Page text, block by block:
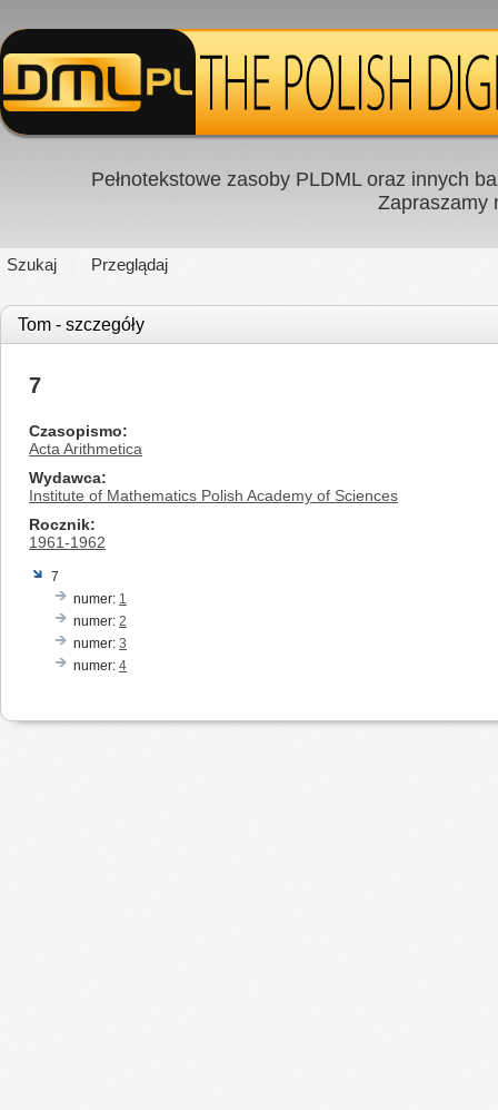
Pełnotekstowe zasoby PLDML oraz innych
Zapraszamy
Szukaj Przeglądaj
Tom - szczegóły
7
Czasopismo
Acta Arithmetica
Wydawca
Institute of Mathematics Polish Academy of Sciences
Rocznik
1961-1962
7
numer: 1
numer: 2
numer: 3
numer: 4